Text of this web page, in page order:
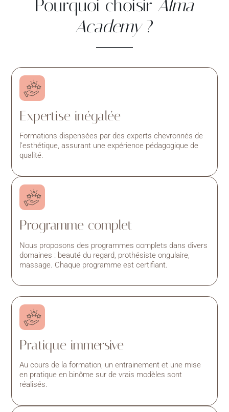
Pourquoi choisir Alma
Academy?
Expertise inégalée
Formations dispensées par des experts chevronnés de
l’esthétique, assurant une expérience pédagogique de
qualité.
Programme complet
Nous proposons des programmes complets dans divers
domaines : beauté du regard, prothésiste ongulaire,
massage. Chaque programme est certifiant.
Pratique immersive
Au cours de la formation, un entrainement et une mise
en pratique en binôme sur de vrais modèles sont
réalisés.